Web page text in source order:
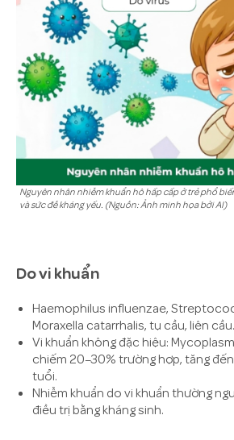
Nguyên nhân nhiễm khuẩn hô hấp cấp ở trẻ phổ
và sức đề kháng yếu. (Nguồn: Ảnh minh họa bởi AI)
Do vi khuẩn
Haemophilus influenzae,
Moraxella catarrhalis, tụ cầu, liên cầu.
Vi khuẩn không đặc hiệu:
chiếm 20–30% trường hợp, tăng
tuổi.
Nhiễm khuẩn do vi khuẩn thường
điều trị bằng kháng sinh.